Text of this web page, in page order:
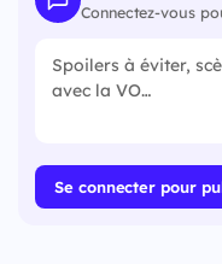
Connectez-vous
Se connecter pour